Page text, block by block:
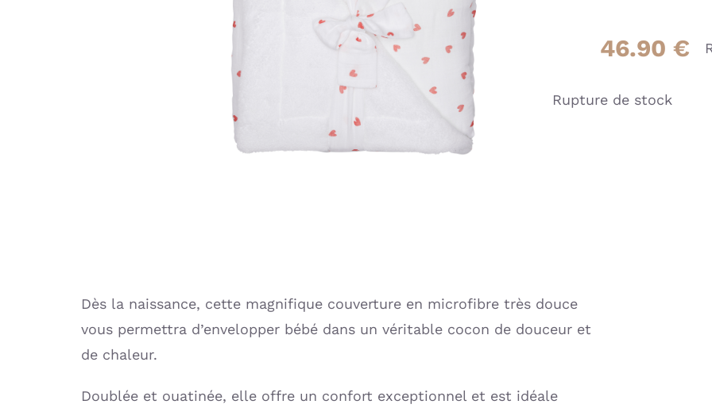
46.90€
Rupture de stock
Dès la naissance, cette magnifique couverture en microfibre très douce
vous permettra d’envelopper bébé dans un véritable cocon de douceur et
de chaleur.
Doublée et ouatinée, elle offre un confort exceptionnel et est idéale